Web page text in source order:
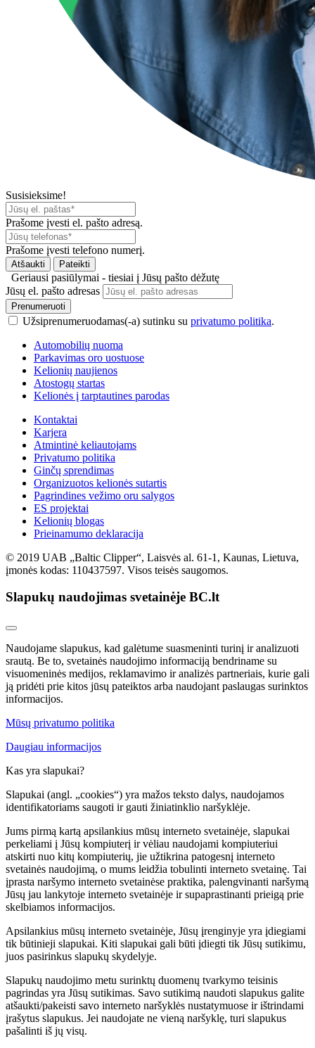
Susisieksime!
Prašome įvesti el. pašto adresą.
Prašome įvesti telefono numerį.
Atšaukti Pateikti
Geriausi pasiūlymai - tiesiai į Jūsų pašto dėžutę
Jūsų el. pašto adresas
Prenumeruoti
Užsiprenumeruodamas(-a) sutinku su privatumo politika.
Automobilių nuoma
Parkavimas oro uostuose
Kelionių naujienos
Atostogų startas
Kelionės į tarptautines parodas
Kontaktai
Karjera
Atmintinė keliautojams
Privatumo politika
Ginčų sprendimas
Organizuotos kelionės sutartis
Pagrindines vežimo oru salygos
ES projektai
Kelionių blogas
Prieinamumo deklaracija
© 2019 UAB „Baltic Clipper“, Laisvės al. 61-1, Kaunas, Lietuva,
įmonės kodas: 110437597. Visos teisės saugomos.
Slapukų naudojimas svetainėje BC.lt
Naudojame slapukus, kad galėtume suasmeninti turinį ir analizuoti
srautą. Be to, svetainės naudojimo informaciją bendriname su
visuomeninės medijos, reklamavimo ir analizės partneriais, kurie gali
ją pridėti prie kitos jūsų pateiktos arba naudojant paslaugas surinktos
informacijos.
Mūsų privatumo politika
Daugiau informacijos
Kas yra slapukai?
Slapukai (angl. „cookies“) yra mažos teksto dalys, naudojamos
identifikatoriams saugoti ir gauti žiniatinklio naršyklėje.
Jums pirmą kartą apsilankius mūsų interneto svetainėje, slapukai
perkeliami į Jūsų kompiuterį ir vėliau naudojami kompiuteriui
atskirti nuo kitų kompiuterių, jie užtikrina patogesnį interneto
svetainės naudojimą, o mums leidžia tobulinti interneto svetainę. Tai
įprasta naršymo interneto svetainėse praktika, palengvinanti naršymą
Jūsų jau lankytoje interneto svetainėje ir supaprastinanti prieigą prie
skelbiamos informacijos.
Apsilankius mūsų interneto svetainėje, Jūsų įrenginyje yra įdiegiami
tik būtinieji slapukai. Kiti slapukai gali būti įdiegti tik Jūsų sutikimu,
juos pasirinkus slapukų skydelyje.
Slapukų naudojimo metu surinktų duomenų tvarkymo teisinis
pagrindas yra Jūsų sutikimas. Savo sutikimą naudoti slapukus galite
atšaukti/pakeisti savo interneto naršyklės nustatymuose ir ištrindami
įrašytus slapukus. Jei naudojate ne vieną naršyklę, turi slapukus
pašalinti iš jų visų.